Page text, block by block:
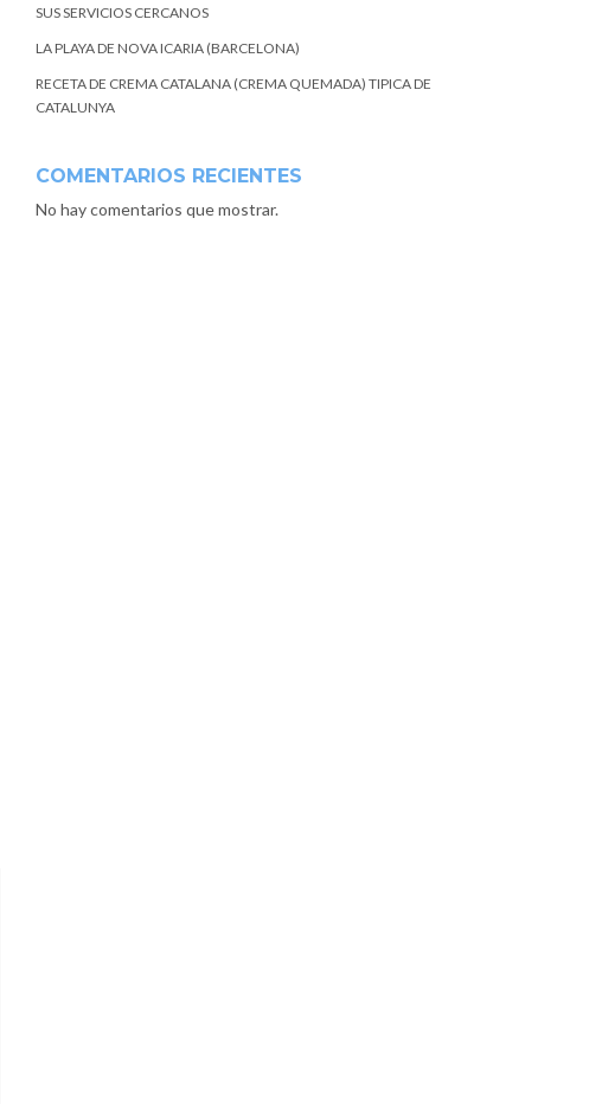
SUS SERVICIOS CERCANOS
LA PLAYA DE NOVA ICARIA (BARCELONA)
RECETA DE CREMA CATALANA (CREMA QUEMADA) TIPICA DE
CATALUNYA
COMENTARIOS RECIENTES
No hay comentarios que mostrar.